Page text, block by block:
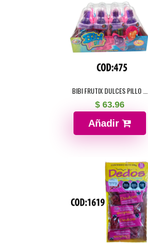
BIBI FRUTIX DULCES PILLO ...
$ 63.96
Añadir